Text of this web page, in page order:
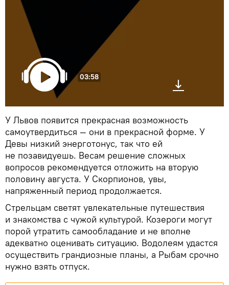
03:58
У Львов появится прекрасная возможность
самоутвердиться — они в прекрасной форме. У
Девы низкий энерготонус, так что ей
не позавидуешь. Весам решение сложных
вопросов рекомендуется отложить на вторую
половину августа. У Скорпионов, увы,
напряженный период продолжается.
Стрельцам светят увлекательные путешествия
и знакомства с чужой культурой. Козероги могут
порой утратить самообладание и не вполне
адекватно оценивать ситуацию. Водолеям удастся
осуществить грандиозные планы, а Рыбам срочно
нужно взять отпуск.